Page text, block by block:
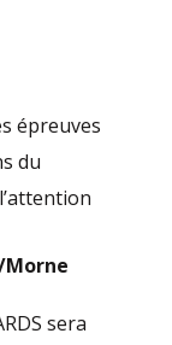
épreuves
du
Morne
sera